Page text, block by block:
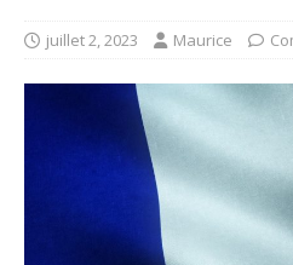
juillet 2, 2023 Maurice